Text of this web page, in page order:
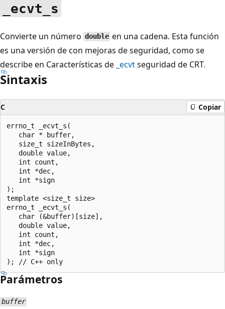
_ecvt_s
Convierte un número double en una cadena. Esta función
es una versión de con mejoras de seguridad, como se
describe en Características de _ecvtseguridad de CRT.
Sintaxis
C Copiar
errno_t _ecvt_s(
   char * buffer,
   size_t sizeInBytes,
   double value,
   int count,
   int *dec,
   int *sign
);
template <size_t size>
errno_t _ecvt_s(
   char (&buffer)[size],
   double value,
   int count,
   int *dec,
   int *sign
Parámetros
buffer